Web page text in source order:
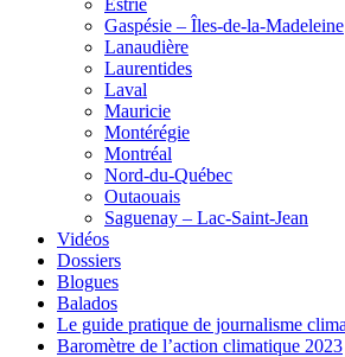
Gaspésie – Îles-de-la-Madeleine
Lanaudière
Laurentides
Laval
Mauricie
Montérégie
Montréal
Nord-du-Québec
Outaouais
Saguenay – Lac-Saint-Jean
Vidéos
Dossiers
Blogues
Balados
Le guide pratique de journalisme
Baromètre de l’action climatique 2023